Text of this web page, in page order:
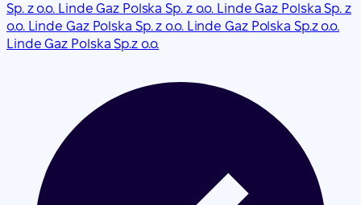
Sp. z o.o. Linde Gaz Polska Sp. z o.o. Linde Gaz Polska Sp. z
o.o. Linde Gaz Polska Sp. z o.o. Linde Gaz Polska Sp.z o.o.
Linde Gaz Polska Sp.z o.o.